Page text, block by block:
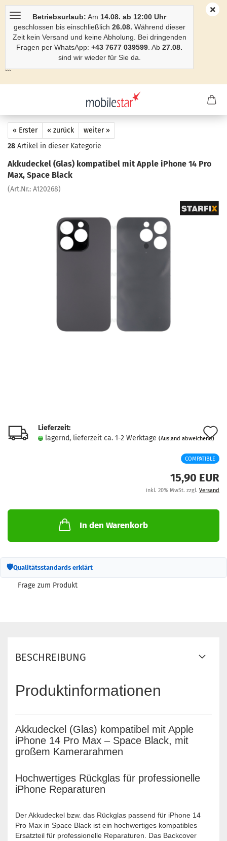
Betriebsurlaub: Am 14.08. ab 12:00 Uhr
geschlossen bis einschließlich 26.08. Während dieser
Zeit kein Versand und keine Abholung. Bei dringenden
Fragen per WhatsApp: +43 7677 039599 . Ab 27.08.
sind wir wieder für Sie da.
```
« Erster « zurück
weiter »
28 Artikel in dieser Kategorie
Ak­ku­de­ckel (Glas) kom­pa­ti­bel mit Apple iPho­ne 14 Pro
Max, Space Black
(Art.Nr.: A120268)
Lieferzeit:
lagernd, lieferzeit ca. 1-2 Werktage (Ausland abweichend)
COMPATIBLE
15,90 EUR
inkl. 20% MwSt. zzgl. Versand
In den Warenkorb
🛡Qualitätsstandards erklärt
Frage zum Produkt
BESCHREIBUNG
Produktinformationen
Akkudeckel (Glas) kompatibel mit Apple
iPhone 14 Pro Max – Space Black, mit
großem Kamerarahmen
Hochwertiges Rückglas für professionelle
iPhone Reparaturen
Der Akkudeckel bzw. das Rückglas passend für iPhone 14
Pro Max in Space Black ist ein hochwertiges kompatibles
Ersatzteil für professionelle Reparaturen. Das Backcover